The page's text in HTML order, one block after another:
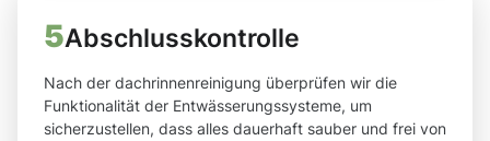
5Abschlusskontrolle
Nach der dachrinnenreinigung überprüfen wir die
Funktionalität der Entwässerungssysteme, um
sicherzustellen, dass alles dauerhaft sauber und frei von